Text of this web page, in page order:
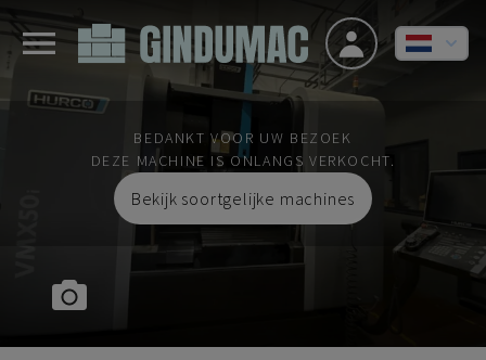
BEDANKT VOOR UW BEZOEK
DEZE MACHINE IS ONLANGS VERKOCHT.
Bekijk soortgelijke machines